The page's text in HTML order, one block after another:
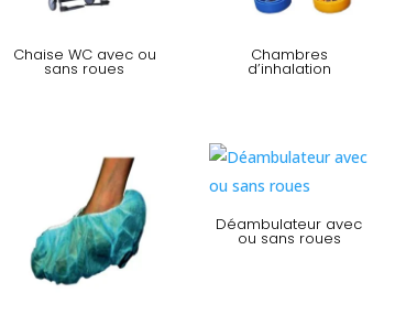
Chaise WC avec ou
sans roues
Chambres
d’inhalation
Déambulateur avec
ou sans roues